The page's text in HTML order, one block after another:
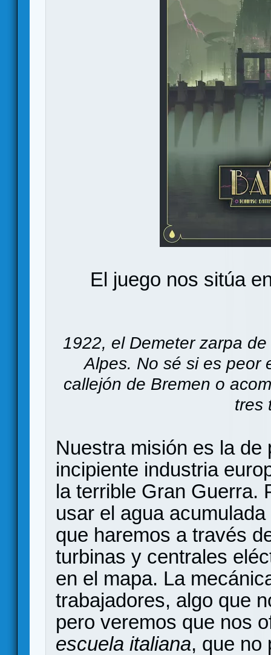
El juego nos sitúa
1922, el Demeter zarpa
Alpes. No sé si es peor
callejón de Bremen o
tres
Nuestra misión es la
incipiente industria
la terrible Gran Guerra.
usar el agua
que haremos a través
turbinas y centrales
en el mapa. La
trabajadores, algo que
pero veremos que nos
escuela italiana, que no